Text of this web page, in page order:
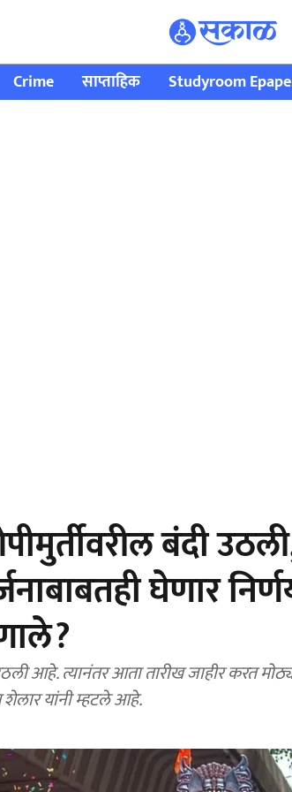
Crime साप्ताहिक Studyroom
बंदी
घेणार
आहे. त्यानंतर आता तारीख जाहीर करत
शेलार यांनी म्हटले आहे.